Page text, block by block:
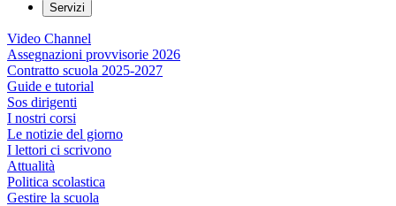
Servizi
Video Channel
Assegnazioni provvisorie 2026
Contratto scuola 2025-2027
Guide e tutorial
Sos dirigenti
I nostri corsi
Le notizie del giorno
I lettori ci scrivono
Attualità
Politica scolastica
Gestire la scuola